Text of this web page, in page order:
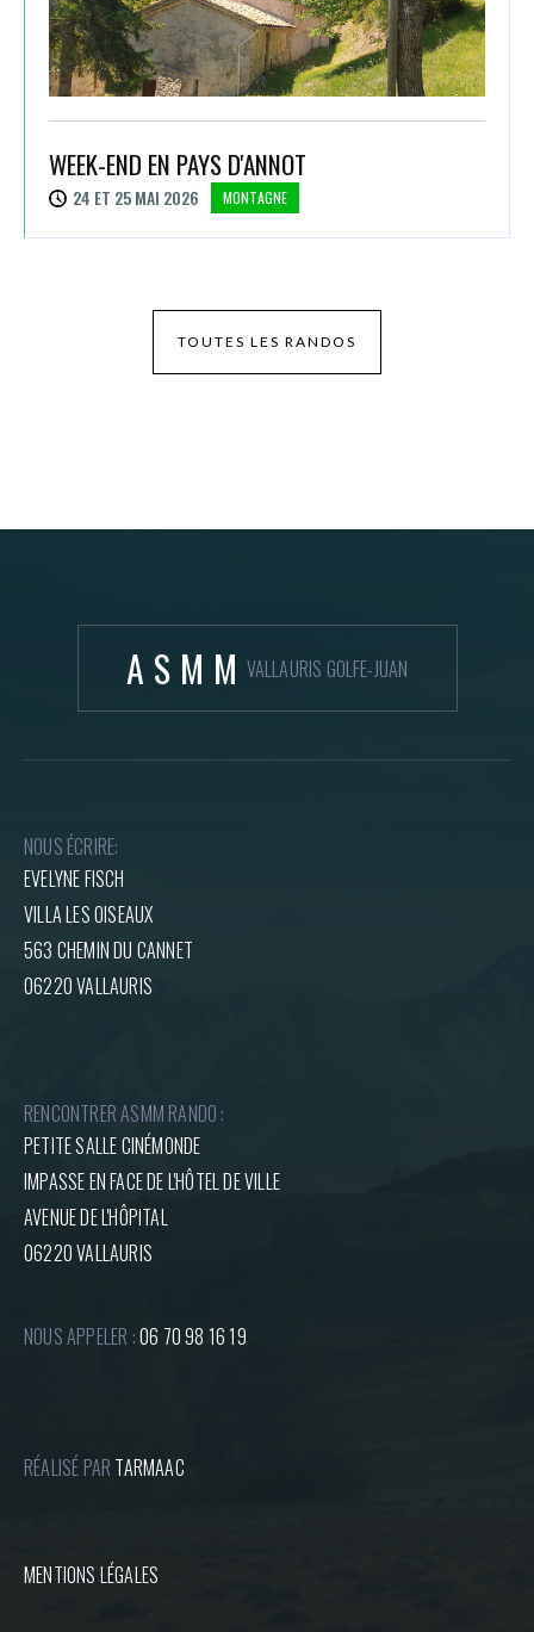
WEEK-END EN PAYS D'ANNOT
24 ET 25 MAI 2026 MONTAGNE
TOUTES LES RANDOS
ASMM VALLAURIS GOLFE-JUAN
NOUS ÉCRIRE:
EVELYNE FISCH
VILLA LES OISEAUX
563 CHEMIN DU CANNET
06220 VALLAURIS
RENCONTRER ASMM RANDO :
PETITE SALLE CINÉMONDE
IMPASSE EN FACE DE L'HÔTEL DE VILLE
AVENUE DE L'HÔPITAL
06220 VALLAURIS
NOUS APPELER :06 70 98 16 19
RÉALISÉ PAR TARMAAC
MENTIONS LÉGALES